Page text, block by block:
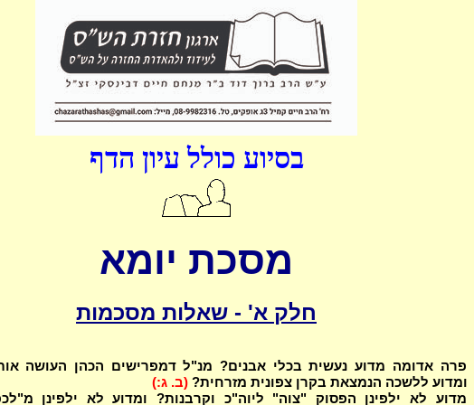
בסיוע כולל עיון הדף
מסכת יומא
חלק א' - שאלות מסכמות
פרה אדומה מדוע נעשית בכלי אבנים? מנ"ל דמפרישים הכהן העושה
ומדוע ללשכה הנמצאת בקרן צפונית מזרחית? (ב. ג:)
מדוע לא ילפינן הפסוק "צוה" ליוה"כ וקרבנות? ומדוע לא ילפינן